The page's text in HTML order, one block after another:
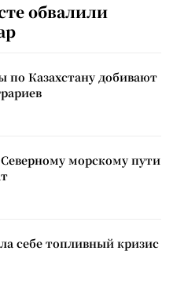
обвалили
по Казахстану добивают
морскому пути
себе топливный кризис